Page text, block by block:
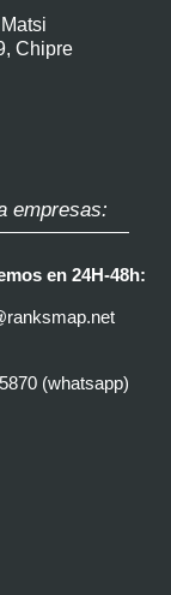
Chipre
empresas:
en 24H-48h:
(whatsapp)